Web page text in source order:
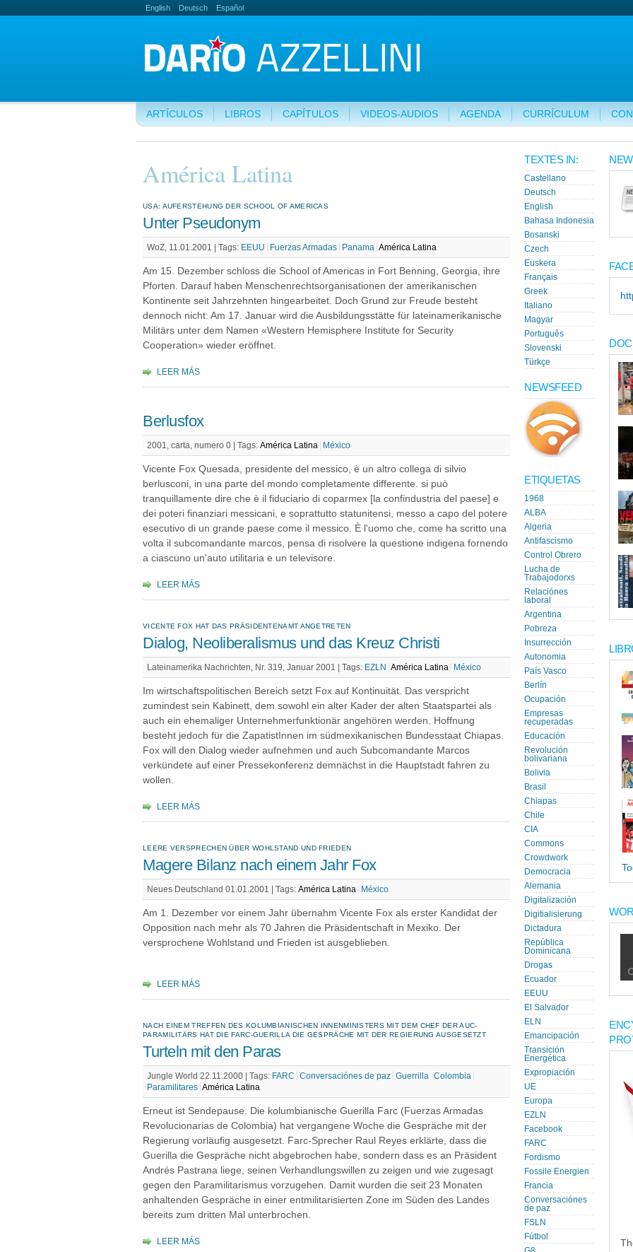
English Deutsch Español
ARTÍCULOS LIBROS CAPÍTULOS VIDEOS-AUDIOS AGENDA CURRÍCULUM
América Latina
USA: AUFERSTEHUNG DER SCHOOL OF AMERICAS
Unter Pseudonym
WoZ, 11.01.2001 | Tags: EEUU Fuerzas Armadas Panama América Latina
Am 15. Dezember schloss die School of Americas in Fort Benning, Georgia, ihre
Pforten. Darauf haben Menschenrechtsorganisationen der amerikanischen
Kontinente seit Jahrzehnten hingearbeitet. Doch Grund zur Freude besteht
dennoch nicht: Am 17. Januar wird die Ausbildungsstätte für lateinamerikanische
Militärs unter dem Namen «Western Hemisphere Institute for Security
Cooperation» wieder eröffnet.
LEER MÁS
Berlusfox
2001, carta, numero 0 | Tags: América Latina México
Vicente Fox Quesada, presidente del messico, è un altro collega di silvio
berlusconi, in una parte del mondo completamente differente. si può
tranquillamente dire che è il fiduciario di coparmex [la confindustria del paese] e
dei poteri finanziari messicani, e soprattutto statunitensi, messo a capo del potere
esecutivo di un grande paese come il messico. È l'uomo che, come ha scritto una
volta il subcomandante marcos, pensa di risolvere la questione indigena fornendo
a ciascuno un'auto utilitaria e un televisore.
LEER MÁS
VICENTE FOX HAT DAS PRÄSIDENTENAMT ANGETRETEN
Dialog, Neoliberalismus und das Kreuz Christi
Lateinamerika Nachrichten, Nr. 319, Januar 2001 | Tags: EZLN América Latina México
Im wirtschaftspolitischen Bereich setzt Fox auf Kontinuität. Das verspricht
zumindest sein Kabinett, dem sowohl ein alter Kader der alten Staatspartei als
auch ein ehemaliger Unternehmerfunktionär angehören werden. Hoffnung
besteht jedoch für die ZapatistInnen im südmexikanischen Bundesstaat Chiapas.
Fox will den Dialog wieder aufnehmen und auch Subcomandante Marcos
verkündete auf einer Pressekonferenz demnächst in die Hauptstadt fahren zu
wollen.
LEER MÁS
LEERE VERSPRECHEN ÜBER WOHLSTAND UND FRIEDEN
Magere Bilanz nach einem Jahr Fox
Neues Deutschland 01.01.2001 | Tags: América Latina México
Am 1. Dezember vor einem Jahr übernahm Vicente Fox als erster Kandidat der
Opposition nach mehr als 70 Jahren die Präsidentschaft in Mexiko. Der
versprochene Wohlstand und Frieden ist ausgeblieben.
LEER MÁS
NACH EINEM TREFFEN DES KOLUMBIANISCHEN INNENMINISTERS MIT DEM CHEF DER AUC-
PARAMILITÄRS HAT DIE FARC-GUERILLA DIE GESPRÄCHE MIT DER REGIERUNG AUSGESETZT
Turteln mit den Paras
Jungle World 22.11.2000 | Tags: FARC Conversaciónes de paz Guerrilla
Colombia
Paramilitares América Latina
Erneut ist Sendepause. Die kolumbianische Guerilla Farc (Fuerzas Armadas
Revolucionarias de Colombia) hat vergangene Woche die Gespräche mit der
Regierung vorläufig ausgesetzt. Farc-Sprecher Raul Reyes erklärte, dass die
Guerilla die Gespräche nicht abgebrochen habe, sondern dass es an Präsident
Andrés Pastrana liege, seinen Verhandlungswillen zu zeigen und wie zugesagt
gegen den Paramilitarismus vorzugehen. Damit wurden die seit 23 Monaten
anhaltenden Gespräche in einer entmilitarisierten Zone im Süden des Landes
bereits zum dritten Mal unterbrochen.
LEER MÁS
TEXTES IN:
Castellano
Deutsch
English
Bahasa Indonesia
Bosanski
Czech
Euskera
Français
Greek
Italiano
Magyar
Português
Slovenski
Türkçe
NEWSFEED
ETIQUETAS
1968
ALBA
Algeria
Antifascismo
Control Obrero
Lucha de
Trabajodorxs
Relaciónes
laboral
Argentina
Pobreza
Insurrección
Autonomia
País Vasco
Berlín
Ocupación
Empresas
recuperadas
Educación
Revolución
bolivariana
Bolivia
Brasil
Chiapas
Chile
CIA
Commons
Crowdwork
Democracia
Alemania
Digitalización
Digitialisierung
Dictadura
República
Dominicana
Drogas
Ecuador
EEUU
El Salvador
ELN
Emancipación
Transición
Energética
Expropiación
UE
Europa
EZLN
Facebook
FARC
Fordismo
Fossile Energien
Francia
Conversaciónes
de paz
FSLN
Fútbol